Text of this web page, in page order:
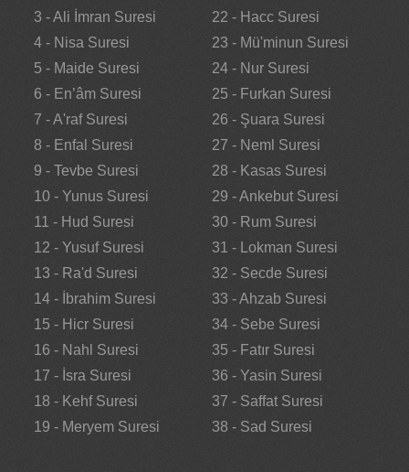
3 - Ali İmran Suresi
4 - Nisa Suresi
5 - Maide Suresi
6 - En’âm Suresi
7 - A'raf Suresi
8 - Enfal Suresi
9 - Tevbe Suresi
10 - Yunus Suresi
11 - Hud Suresi
12 - Yusuf Suresi
13 - Ra'd Suresi
14 - İbrahim Suresi
15 - Hicr Suresi
16 - Nahl Suresi
17 - İsra Suresi
18 - Kehf Suresi
19 - Meryem Suresi
22 - Hacc Suresi
23 - Mü'minun Suresi
24 - Nur Suresi
25 - Furkan Suresi
26 - Şuara Suresi
27 - Neml Suresi
28 - Kasas Suresi
29 - Ankebut Suresi
30 - Rum Suresi
31 - Lokman Suresi
32 - Secde Suresi
33 - Ahzab Suresi
34 - Sebe Suresi
35 - Fatır Suresi
36 - Yasin Suresi
37 - Saffat Suresi
38 - Sad Suresi